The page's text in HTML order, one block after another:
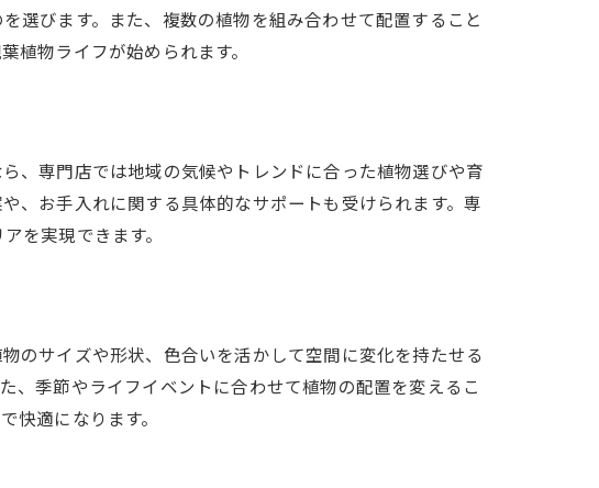
作り
術
案
ック
選びます。また、複数の植物を組み合わせて配置すること
植物ライフが始められます。
、専門店では地域の気候やトレンドに合った植物選びや育
、お手入れに関する具体的なサポートも受けられます。専
を実現できます。
のサイズや形状、色合いを活かして空間に変化を持たせる
、季節やライフイベントに合わせて植物の配置を変えるこ
快適になります。